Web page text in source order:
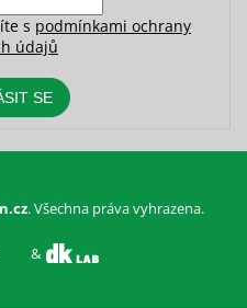
s podmínkami ochrany
údajů
SE
&
. Všechna práva vyhrazena.